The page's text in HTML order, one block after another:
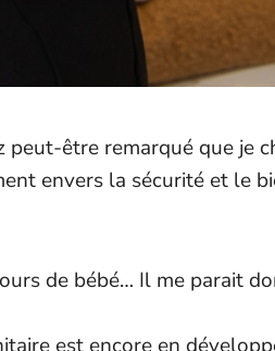
être remarqué que je
envers la sécurité et le
de bébé… Il me parait